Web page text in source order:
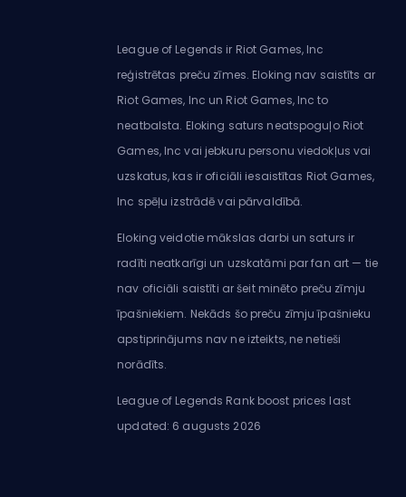
League of Legends ir Riot Games, Inc
reģistrētas preču zīmes. Eloking nav saistīts ar
Riot Games, Inc un Riot Games, Inc to
neatbalsta. Eloking saturs neatspoguļo Riot
Games, Inc vai jebkuru personu viedokļus vai
uzskatus, kas ir oficiāli iesaistītas Riot Games,
Inc spēļu izstrādē vai pārvaldībā.
Eloking veidotie mākslas darbi un saturs ir
radīti neatkarīgi un uzskatāmi par fan art — tie
nav oficiāli saistīti ar šeit minēto preču zīmju
īpašniekiem. Nekāds šo preču zīmju īpašnieku
apstiprinājums nav ne izteikts, ne netieši
norādīts.
League of Legends Rank boost prices last
updated: 6 augusts 2026